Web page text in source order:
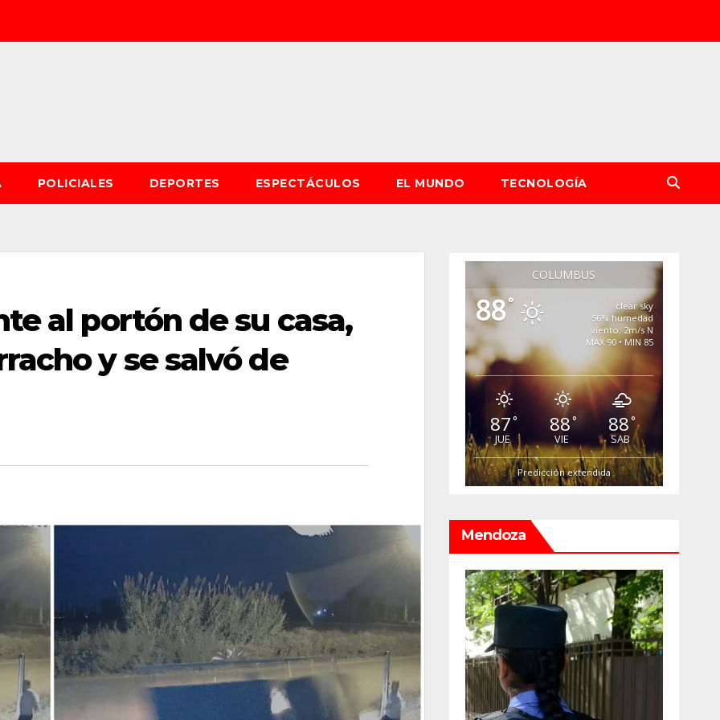
POLICIALES DEPORTES ESPECTÁCULOS EL MUNDO TECNOLOGÍA
al portón de su casa,
y se salvó de
COLUMBUS
88°
clear sky
56% humedad
viento: 2m/s N
MAX 90 • MIN 85
87°
JUE
88°
VIE
88°
SAB
Predicción extendida
Mendoza